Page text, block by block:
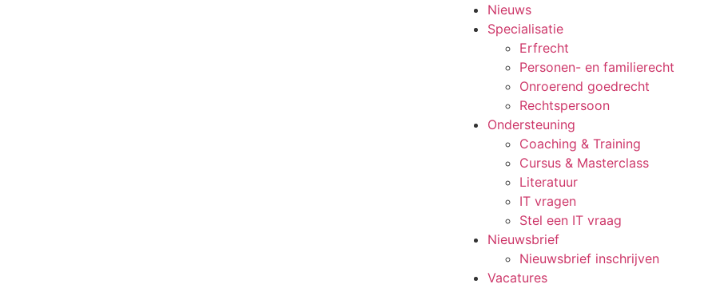
Nieuws
Specialisatie
Erfrecht
Personen- en familierecht
Onroerend goedrecht
Rechtspersoon
Ondersteuning
Coaching & Training
Cursus & Masterclass
Literatuur
IT vragen
Stel een IT vraag
Nieuwsbrief
Nieuwsbrief inschrijven
Vacatures